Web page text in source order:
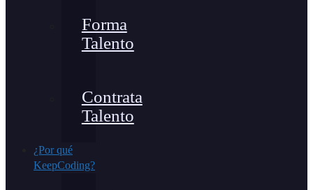
Forma
Talento
Contrata
Talento
¿Por qué
KeepCoding?